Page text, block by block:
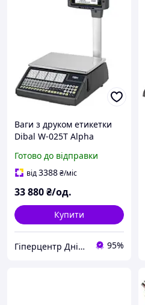
Ваги з друком етикетки
Dibal W-025T Alpha
Готово до відправки
від3388₴/міс
33 880₴/од.
Купити
Гіперцентр Дніпро - ваги, складська техніка, банківське обладнання 95%